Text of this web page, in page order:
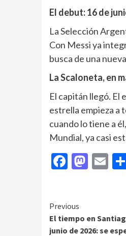
El debut: 16 de
La Selección
Con Messi ya
busca de una
La Scaloneta, en
El capitán llegó. El
estrella empieza a
cuando lo tiene a
Mundial, ya casi
Continue
Reading
Previous
El tiempo en
junio de 2026: se